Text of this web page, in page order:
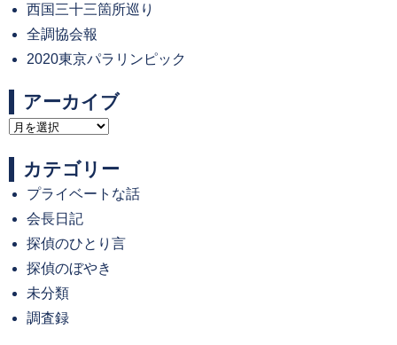
西国三十三箇所巡り
全調協会報
2020東京パラリンピック
アーカイブ
ア
イ
ブ
カテゴリー
プライベートな話
会長日記
探偵のひとり言
探偵のぼやき
未分類
調査録